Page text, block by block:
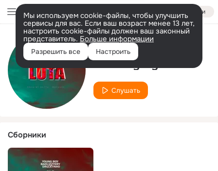
Войти
Мы используем cookie-файлы, чтобы улучшить
сервисы для вас. Если ваш возраст менее 13 лет,
настроить cookie-файлы должен ваш законный
представитель. Больше информации
Разрешить все Настроить
Исполнитель
Badlizzyery
Слушать
Сборники